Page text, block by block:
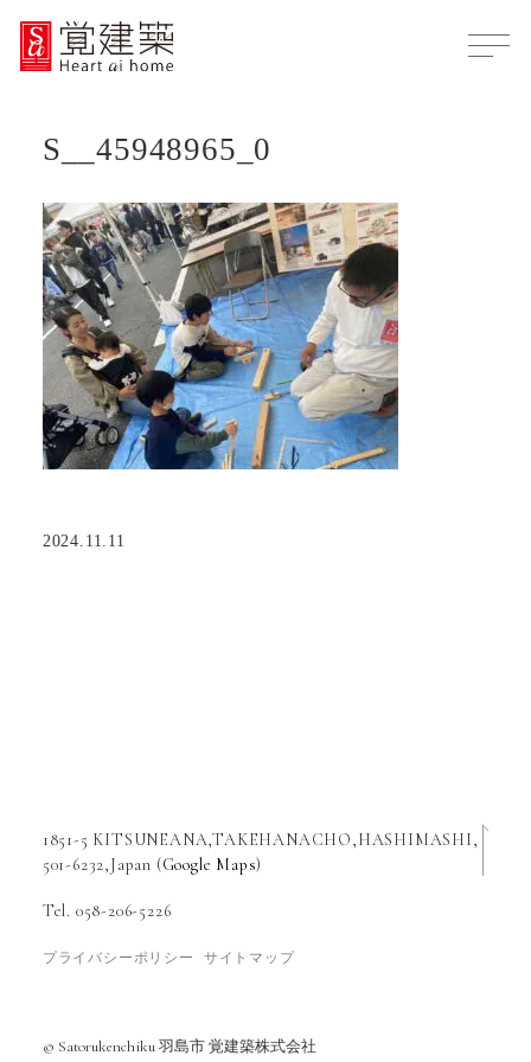
S__45948965_0
2024.11.11
1851-5 KITSUNEANA,TAKEHANACHO,HASHIMASHI,
501-6232,Japan (Google Maps)
Tel. 058-206-5226
プライバシーポリシー サイトマップ
© Satorukenchiku 羽島市 覚建築株式会社